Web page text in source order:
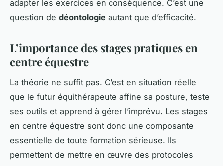
adapter les exercices en conséquence. C’est une
question de déontologie autant que d’efficacité.
L’importance des stages pratiques en
centre équestre
La théorie ne suffit pas. C’est en situation réelle
que le futur équithérapeute affine sa posture, teste
ses outils et apprend à gérer l’imprévu. Les stages
en centre équestre sont donc une composante
essentielle de toute formation sérieuse. Ils
permettent de mettre en œuvre des protocoles